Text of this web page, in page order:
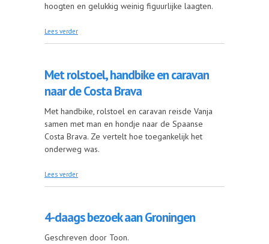
hoogten en gelukkig weinig figuurlijke laagten.
Lees verder
Met rolstoel, handbike en caravan
naar de Costa Brava
Met handbike, rolstoel en caravan reisde Vanja
samen met man en hondje naar de Spaanse
Costa Brava. Ze vertelt hoe toegankelijk het
onderweg was.
Lees verder
4-daags bezoek aan Groningen
Geschreven door Toon.